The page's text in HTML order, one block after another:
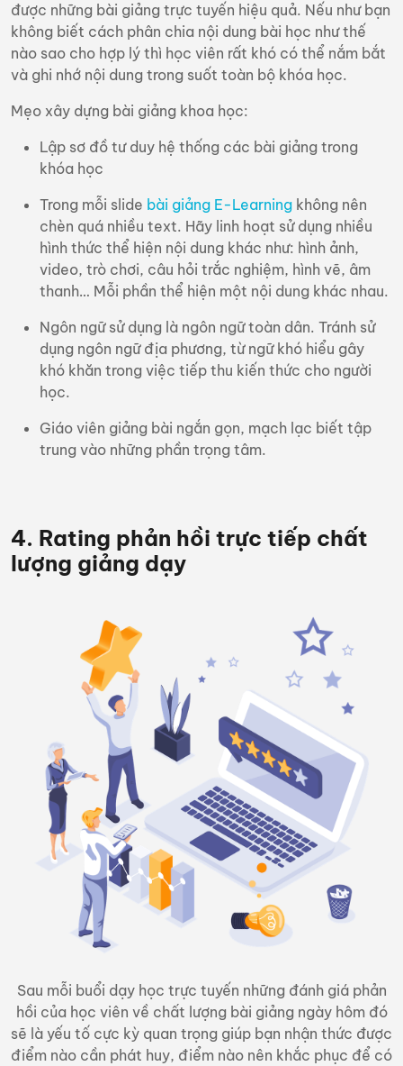
được những bài giảng trực tuyến hiệu quả. Nếu như bạn
không biết cách phân chia nội dung bài học như thế
nào sao cho hợp lý thì học viên rất khó có thể nắm bắt
và ghi nhớ nội dung trong suốt toàn bộ khóa học.
Mẹo xây dựng bài giảng khoa học:
Lập sơ đồ tư duy hệ thống các bài giảng trong
khóa học
Trong mỗi slide bài giảng E-Learning không nên
chèn quá nhiều text. Hãy linh hoạt sử dụng nhiều
hình thức thể hiện nội dung khác như: hình ảnh,
video, trò chơi, câu hỏi trắc nghiệm, hình vẽ, âm
thanh… Mỗi phần thể hiện một nội dung khác nhau.
Ngôn ngữ sử dụng là ngôn ngữ toàn dân. Tránh sử
dụng ngôn ngữ địa phương, từ ngữ khó hiểu gây
khó khăn trong việc tiếp thu kiến thức cho người
học.
Giáo viên giảng bài ngắn gọn, mạch lạc biết tập
trung vào những phần trọng tâm.
4. Rating phản hồi trực tiếp chất
lượng giảng dạy
Sau mỗi buổi dạy học trực tuyến những đánh giá phản
hồi của học viên về chất lượng bài giảng ngày hôm đó
sẽ là yếu tố cực kỳ quan trọng giúp bạn nhận thức được
điểm nào cần phát huy, điểm nào nên khắc phục để có